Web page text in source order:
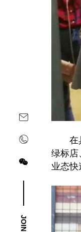
关注yoyoso订阅号 关
在具
绿标店
业态快